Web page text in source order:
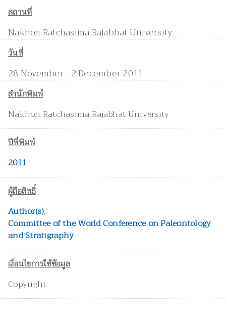
สถานที่
Nakhon Ratchasima Rajabhat University
วันที่
28 November - 2 December 2011
สำนักพิมพ์
Nakhon Ratchasima Rajabhat University
ปีที่พิมพ์
2011
ผู้ถือสิทธิ์
Author(s),
Committee of the World Conference on Paleontology
and Stratigraphy
เงื่อนไขการใช้ข้อมูล
Copyright